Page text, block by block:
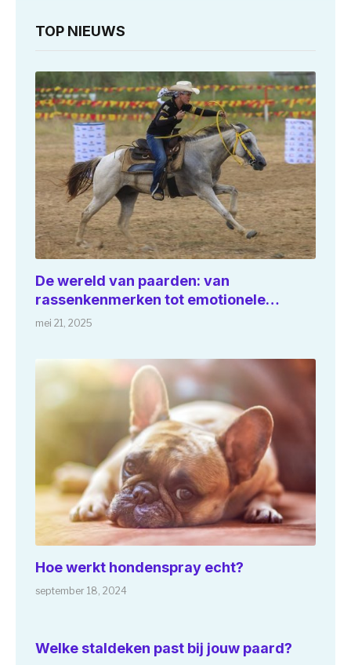
TOP NIEUWS
De wereld van paarden: van
rassenkenmerken tot emotionele
verbindingen
mei 21, 2025
Hoe werkt hondenspray echt?
september 18, 2024
Welke staldeken past bij jouw paard?